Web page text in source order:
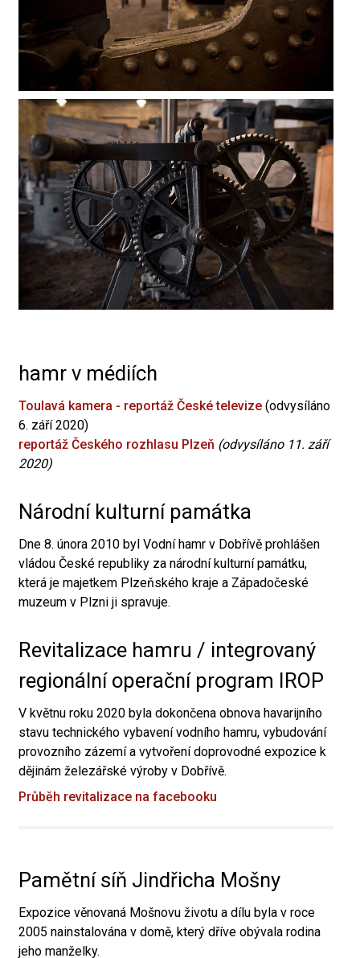
hamr v médiích
Toulavá kamera - reportáž České televize (odvysíláno
6. září 2020)
reportáž Českého rozhlasu Plzeň (odvysíláno 11. září
2020)
Národní kulturní památka
Dne 8. února 2010 byl Vodní hamr v Dobřívě prohlášen
vládou České republiky za národní kulturní památku,
která je majetkem Plzeňského kraje a Západočeské
muzeum v Plzni ji spravuje.
Revitalizace hamru / integrovaný
regionální operační program IROP
V květnu roku 2020 byla dokončena obnova havarijního
stavu technického vybavení vodního hamru, vybudování
provozního zázemí a vytvoření doprovodné expozice k
dějinám železářské výroby v Dobřívě.
Průběh revitalizace na facebooku
Pamětní síň Jindřicha Mošny
Expozice věnovaná Mošnovu životu a dílu byla v roce
2005 nainstalována v domě, který dříve obývala rodina
jeho manželky.